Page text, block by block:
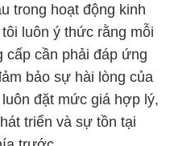
trong hoạt động kinh
luôn ý thức rằng mỗi
cấp cần phải đáp ứng
bảo sự hài lòng của
đặt mức giá hợp lý,
triển và sự tồn tại